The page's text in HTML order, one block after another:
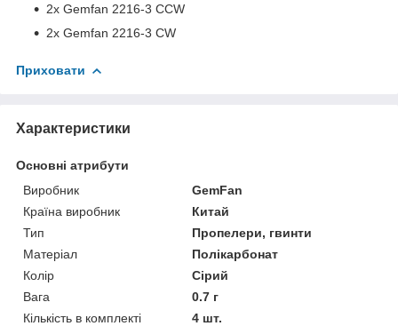
2x Gemfan 2216-3 CCW
2x Gemfan 2216-3 CW
Приховати
Характеристики
Основні атрибути
Виробник
GemFan
Країна виробник
Китай
Тип
Пропелери, гвинти
Матеріал
Полікарбонат
Колір
Сірий
Вага
0.7 г
Кількість в комплекті
4 шт.